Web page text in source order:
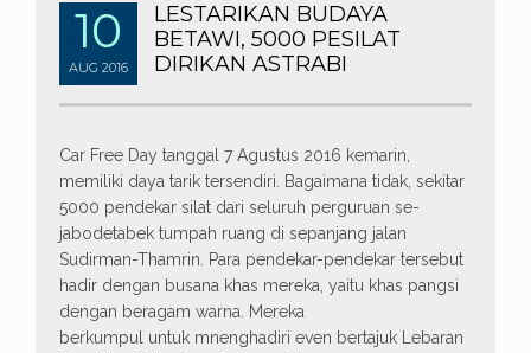
10
AUG 2016
LESTARIKAN BUDAYA
BETAWI, 5000 PESILAT
DIRIKAN ASTRABI
Car Free Day tanggal 7 Agustus 2016 kemarin,
memiliki daya tarik tersendiri. Bagaimana tidak, sekitar
5000 pendekar silat dari seluruh perguruan se-
jabodetabek tumpah ruang di sepanjang jalan
Sudirman-Thamrin. Para pendekar-pendekar tersebut
hadir dengan busana khas mereka, yaitu khas pangsi
dengan beragam warna. Mereka
berkumpul untuk mnenghadiri even bertajuk Lebaran